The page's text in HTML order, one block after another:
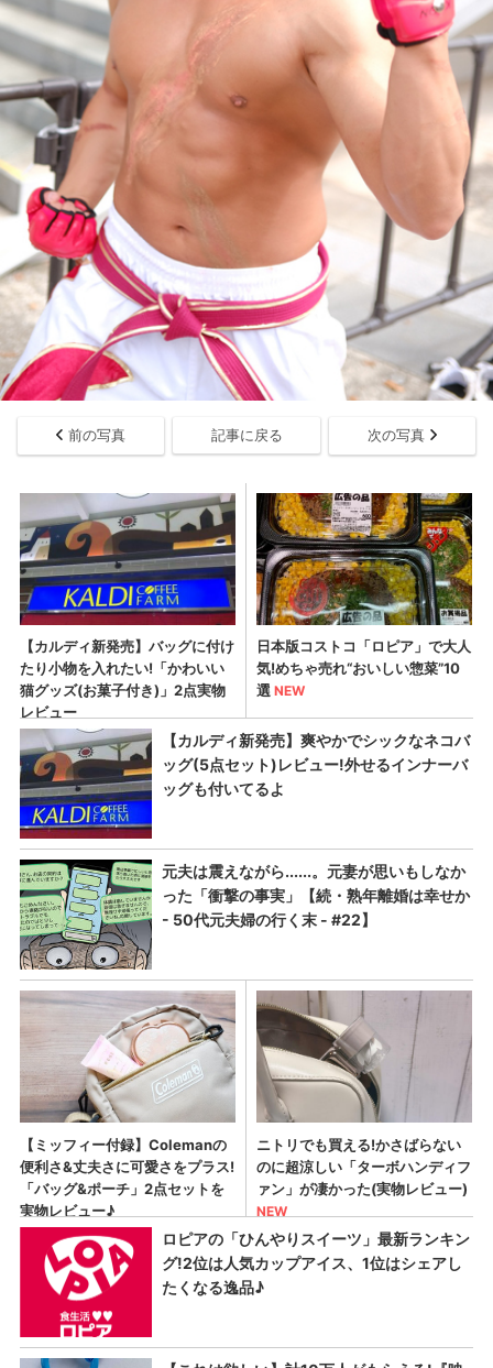
前の写真 記事に戻る 次の写真